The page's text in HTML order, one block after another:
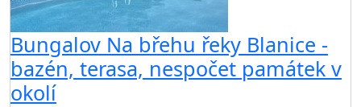
Bungalov Na břehu řeky Blanice -
bazén, terasa, nespočet památek v
okolí